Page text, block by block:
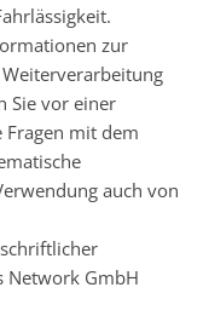
zur
Sie vor einer
mit dem
auch von
Network GmbH